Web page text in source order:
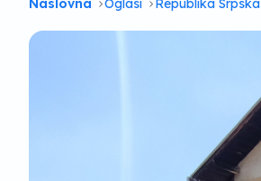
Naslovna Oglasi Republika Srpska